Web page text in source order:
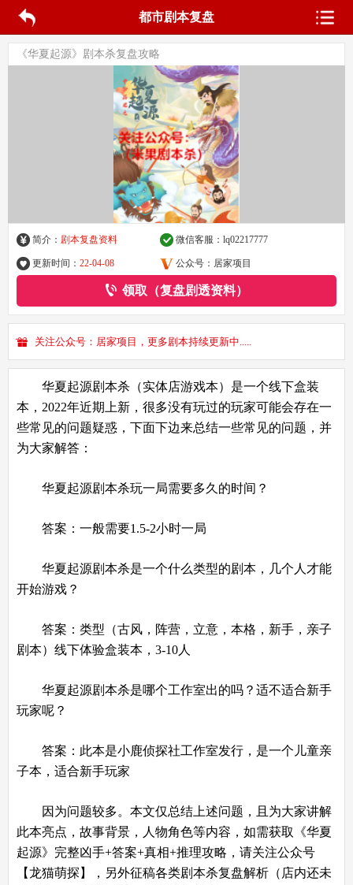
都市剧本复盘
《华夏起源》剧本杀复盘攻略
简介： 剧本复盘资料 微信客服：lq02217777
更新时间： 22-04-08 公众号：居家项目
领取（复盘剧透资料）
关注公众号：居家项目，更多剧本持续更新中.....
华夏起源剧本杀（实体店游戏本）是一个线下盒装
本，2022年近期上新，很多没有玩过的玩家可能会存在一
些常见的问题疑惑，下面下边来总结一些常见的问题，并
为大家解答：
华夏起源剧本杀玩一局需要多久的时间？
答案：一般需要1.5-2小时一局
华夏起源剧本杀是一个什么类型的剧本，几个人才能
开始游戏？
答案：类型（古风，阵营，立意，本格，新手，亲子
剧本）线下体验盒装本，3-10人
华夏起源剧本杀是哪个工作室出的吗？适不适合新手
玩家呢？
答案：此本是小鹿侦探社工作室发行，是一个儿童亲
子本，适合新手玩家
因为问题较多。本文仅总结上述问题，且为大家讲解
此本亮点，故事背景，人物角色等内容，如需获取《华夏
起源》完整凶手+答案+真相+推理攻略，请关注公众号
【龙猫萌探】，另外征稿各类剧本杀复盘解析（店内还未